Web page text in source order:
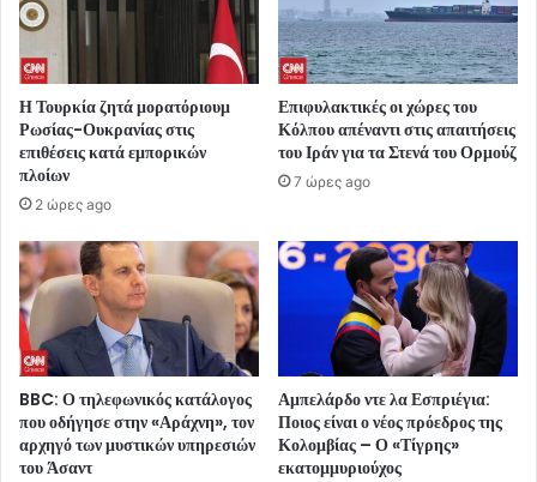
Η Τουρκία ζητά μορατόριουμ
Ρωσίας-Ουκρανίας στις
επιθέσεις κατά εμπορικών
πλοίων
2 ώρες ago
Επιφυλακτικές οι χώρες του
Κόλπου απέναντι στις απαιτήσεις
του Ιράν για τα Στενά του Ορμούζ
7 ώρες ago
BBC: Ο τηλεφωνικός κατάλογος
που οδήγησε στην «Αράχνη», τον
αρχηγό των μυστικών υπηρεσιών
του Άσαντ
Αμπελάρδο ντε λα Εσπριέγια:
Ποιος είναι ο νέος πρόεδρος της
Κολομβίας – Ο «Τίγρης»
εκατομμυριούχος